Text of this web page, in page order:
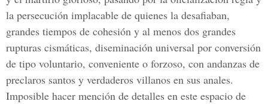
la persecución implacable de quienes la desafiaban,
grandes tiempos de cohesión y al menos dos grandes
rupturas cismáticas, diseminación universal por conversión
de tipo voluntario, conveniente o forzoso, con andanzas de
preclaros santos y verdaderos villanos en sus anales.
Imposible hacer mención de detalles en este espacio de